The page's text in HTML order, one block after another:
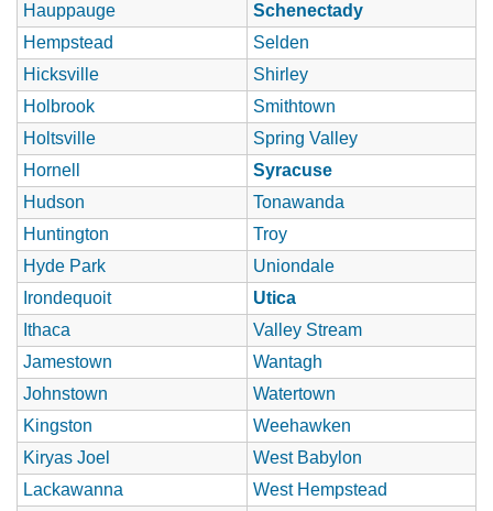
Hauppauge
Schenectady
Hempstead
Selden
Hicksville
Shirley
Holbrook
Smithtown
Holtsville
Spring Valley
Hornell
Syracuse
Hudson
Tonawanda
Huntington
Troy
Hyde Park
Uniondale
Irondequoit
Utica
Ithaca
Valley Stream
Jamestown
Wantagh
Johnstown
Watertown
Kingston
Weehawken
Kiryas Joel
West Babylon
Lackawanna
West Hempstead